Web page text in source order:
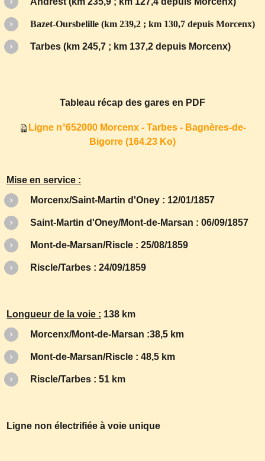
Bazet-Oursbelille (km 239,2 ; km 130,7 depuis Morcenx)
Tarbes (km 245,7 ; km 137,2 depuis Morcenx)
Tableau récap des gares en PDF
Ligne n°652000 Morcenx - Tarbes - Bagnères-de-
Bigorre (164.23 Ko)
Mise en service :
Morcenx/Saint-Martin d'Oney : 12/01/1857
Saint-Martin d'Oney/Mont-de-Marsan : 06/09/1857
Mont-de-Marsan/Riscle : 25/08/1859
Riscle/Tarbes : 24/09/1859
Longueur de la voie : 138 km
Morcenx/Mont-de-Marsan :38,5 km
Mont-de-Marsan/Riscle : 48,5 km
Riscle/Tarbes : 51 km
Ligne non électrifiée à voie unique